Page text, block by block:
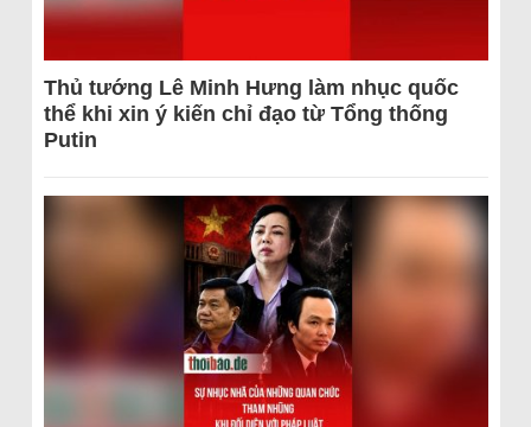
Thủ tướng Lê Minh Hưng làm nhục quốc
thể khi xin ý kiến chỉ đạo từ Tổng thống
Putin